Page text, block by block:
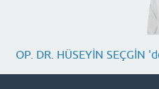
OP. DR. HÜSEYİN SEÇGİN